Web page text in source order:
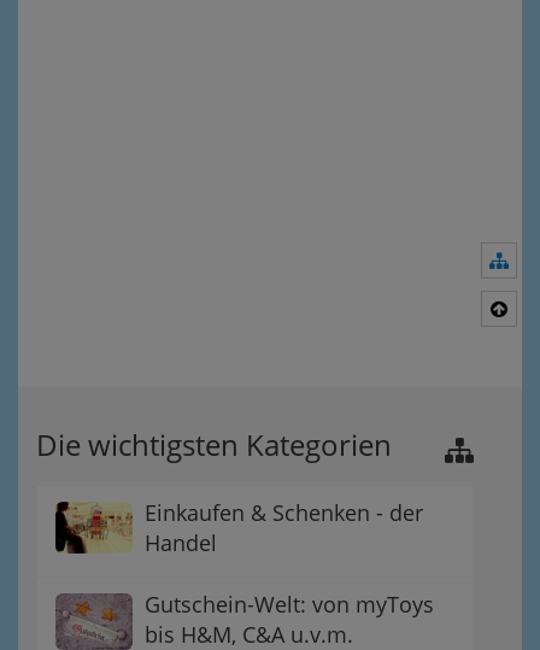
Die wichtigsten Kategorien
Einkaufen & Schenken - der
Handel
Gutschein-Welt: von myToys
bis H&M, C&A u.v.m.